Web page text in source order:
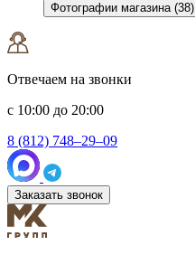
Фотографии магазина (38)
Отвечаем на звонки
с 10:00 до 20:00
8 (812) 748–29–09
Заказать звонок